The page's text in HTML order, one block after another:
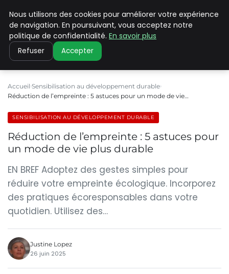
CLIMATE C ADVANCED
Accueil Sensibilisation au développement durable
Réduction de l’empreinte : 5 astuces pour un mode de vie…
SENSIBILISATION AU DÉVELOPPEMENT DURABLE
Réduction de l’empreinte : 5 astuces pour
un mode de vie plus durable
EN BREF Adoptez des gestes simples pour
réduire votre empreinte écologique. Incorporez
des pratiques écoresponsables dans votre
quotidien. Utilisez des…
Justine Lopez
26 juin 2025
Nous utilisons des cookies pour améliorer votre expérience
de navigation. En poursuivant, vous acceptez notre
politique de confidentialité. En savoir plus
Refuser Accepter